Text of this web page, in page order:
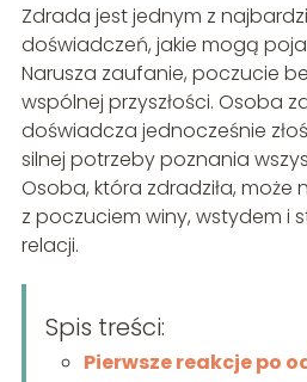
Zdrada jest jednym z
doświadczeń, jakie mogą
Narusza zaufanie, poczucie
wspólnej przyszłości. Osoba
doświadcza jednocześnie
silnej potrzeby poznania
Osoba, która zdradziła, może
z poczuciem winy, wstydem i
relacji.
Spis treści:
Pierwsze reakcje po